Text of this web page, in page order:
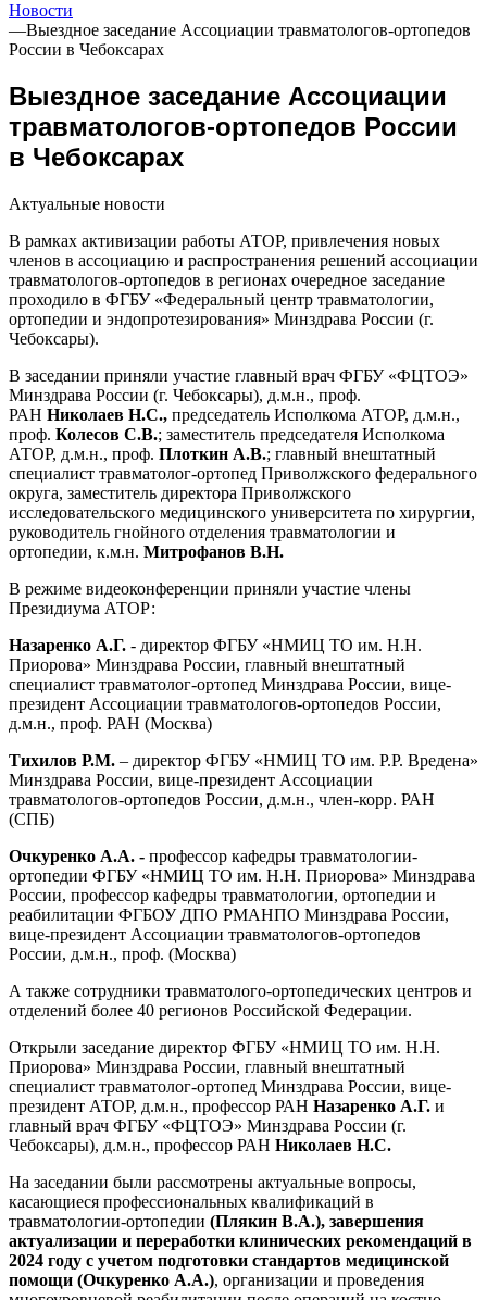
Новости
—Выездное заседание Ассоциации травматологов-ортопедов
России в Чебоксарах
Выездное заседание Ассоциации
травматологов-ортопедов России
в Чебоксарах
Актуальные новости
В рамках активизации работы АТОР, привлечения новых
членов в ассоциацию и распространения решений ассоциации
травматологов-ортопедов в регионах очередное заседание
проходило в ФГБУ «Федеральный центр травматологии,
ортопедии и эндопротезирования» Минздрава России (г.
Чебоксары).
В заседании приняли участие главный врач ФГБУ «ФЦТОЭ»
Минздрава России (г. Чебоксары), д.м.н., проф.
РАН Николаев Н.С., председатель Исполкома АТОР, д.м.н.,
проф. Колесов С.В.; заместитель председателя Исполкома
АТОР, д.м.н., проф. Плоткин А.В.; главный внештатный
специалист травматолог-ортопед Приволжского федерального
округа, заместитель директора Приволжского
исследовательского медицинского университета по хирургии,
руководитель гнойного отделения травматологии и
ортопедии, к.м.н. Митрофанов В.Н.
В режиме видеоконференции приняли участие члены
Президиума АТОР:
Назаренко А.Г. - директор ФГБУ «НМИЦ ТО им. Н.Н.
Приорова» Минздрава России, главный внештатный
специалист травматолог-ортопед Минздрава России, вице-
президент Ассоциации травматологов-ортопедов России,
д.м.н., проф. РАН (Москва)
Тихилов Р.М. – директор ФГБУ «НМИЦ ТО им. Р.Р. Вредена»
Минздрава России, вице-президент Ассоциации
травматологов-ортопедов России, д.м.н., член-корр. РАН
(СПБ)
Очкуренко А.А. - профессор кафедры травматологии-
ортопедии ФГБУ «НМИЦ ТО им. Н.Н. Приорова» Минздрава
России, профессор кафедры травматологии, ортопедии и
реабилитации ФГБОУ ДПО РМАНПО Минздрава России,
вице-президент Ассоциации травматологов-ортопедов
России, д.м.н., проф. (Москва)
А также сотрудники травматолого-ортопедических центров и
отделений более 40 регионов Российской Федерации.
Открыли заседание директор ФГБУ «НМИЦ ТО им. Н.Н.
Приорова» Минздрава России, главный внештатный
специалист травматолог-ортопед Минздрава России, вице-
президент АТОР, д.м.н., профессор РАН Назаренко А.Г. и
главный врач ФГБУ «ФЦТОЭ» Минздрава России (г.
Чебоксары), д.м.н., профессор РАН Николаев Н.С.
На заседании были рассмотрены актуальные вопросы,
касающиеся профессиональных квалификаций в
травматологии-ортопедии (Плякин В.А.), завершения
актуализации и переработки клинических рекомендаций в
2024 году с учетом подготовки стандартов медицинской
помощи (Очкуренко А.А.), организации и проведения